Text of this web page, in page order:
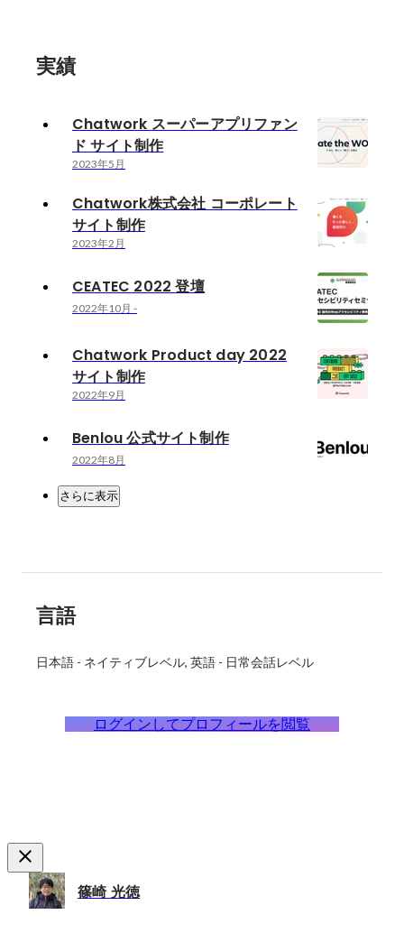
実績
Chatwork スーパーアプリファン
ド サイト制作
2023年5月
Chatwork株式会社 コーポレート
サイト制作
2023年2月
CEATEC 2022 登壇
2022年10月 -
Chatwork Product day 2022
サイト制作
2022年9月
Benlou 公式サイト制作
2022年8月
さらに表示
言語
日本語 - ネイティブレベル 英語 - 日常会話レベル
ログインしてプロフィールを閲覧
篠崎 光徳